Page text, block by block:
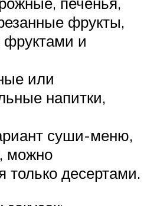
фрукты,
фруктами и
или
напитки,
суши-меню,
можно
только десертами.